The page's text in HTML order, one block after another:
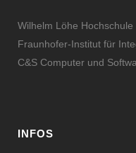
Wilhelm Löhe Hochschule
Fraunhofer-Institut für
C&S Computer und
INFOS